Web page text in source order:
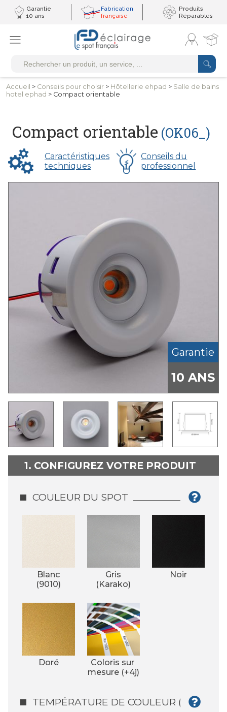
Garantie
10 ans
Fabrication
française
Produits
Réparables
Accueil > Conseils pour choisir > Hôtellerie ehpad > Salle de bains
hotel ephad > Compact orientable
Compact orientable (OK06_)
Caractéristiques
techniques
Conseils du
professionnel
Garantie
10 ANS
1. CONFIGUREZ VOTRE PRODUIT
COULEUR DU SPOT
Blanc
(9010)
Gris
(Karako)
Noir
Doré
Coloris sur
mesure (+4j)
TEMPÉRATURE DE COULEUR (°K)